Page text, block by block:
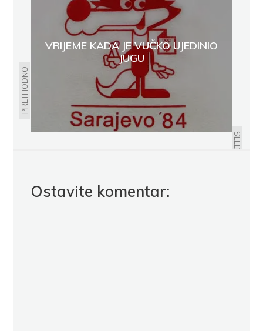
PRETHODNO
VRIJEME KADA JE VUČKO UJEDINIO
JUGU
SLEDEĆE
ALBER KAMI
Ostavite komentar: